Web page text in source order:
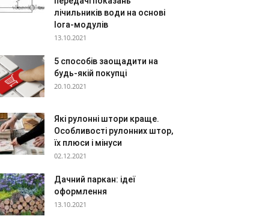
лічильників води на основі
lora-модулів
13.10.2021
5 способів заощадити на
будь-якій покупці
20.10.2021
Які рулонні штори краще.
Особливості рулонних штор,
їх плюси і мінуси
02.12.2021
Дачний паркан: ідеї
оформлення
13.10.2021